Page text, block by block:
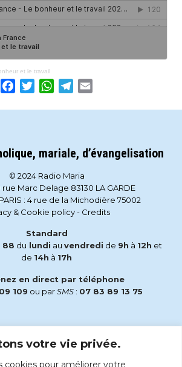
votre vie privée.
cookies pour améliorer votre
et le travail
Facebook
TwitterWhatsApp
Telegram
mariale, d’évangelisation
© 2024 Radio Maria
rue Marc Delage 83130 LA GARDE
: 4 rue de la Michodière 75002
& Cookie policy- Credits
Standard
88 du lundi au vendredi de 9h à 12h et
de 14h à 17h
en direct par téléphone
109 ou parSMS : 07 83 89 13 75
accueil@radiomaria.fr